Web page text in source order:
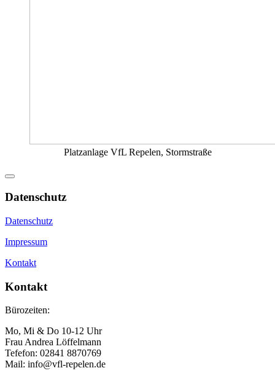
Platzanlage VfL Repelen, Stormstraße
Datenschutz
Datenschutz
Impressum
Kontakt
Kontakt
Bürozeiten:
Mo, Mi & Do 10-12 Uhr
Frau Andrea Löffelmann
Tefefon: 02841 8870769
Mail: info@vfl-repelen.de